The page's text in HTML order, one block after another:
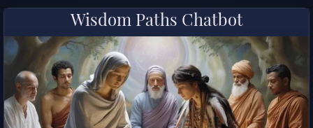
Wisdom Paths Chatbot